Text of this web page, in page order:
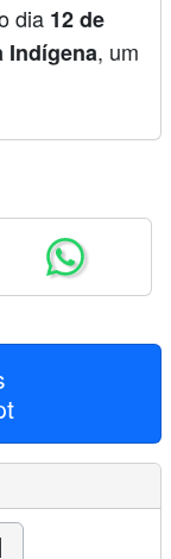
dia 12 de
Indígena, um